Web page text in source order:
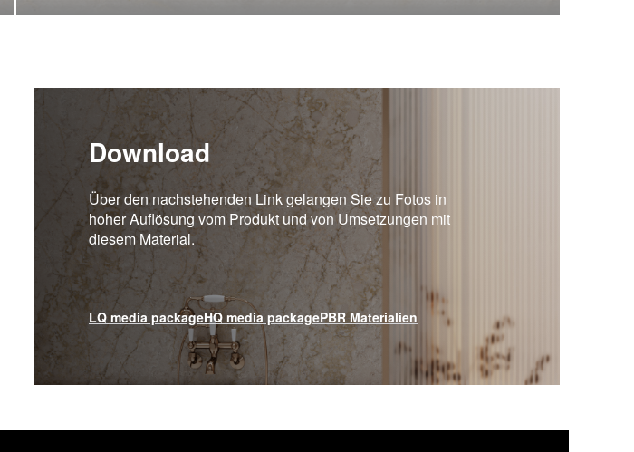
Download
Über den nachstehenden Link gelangen Sie zu Fotos in
hoher Auflösung vom Produkt und von Umsetzungen mit
diesem Material.
LQ media packageHQ media packagePBR Materialien